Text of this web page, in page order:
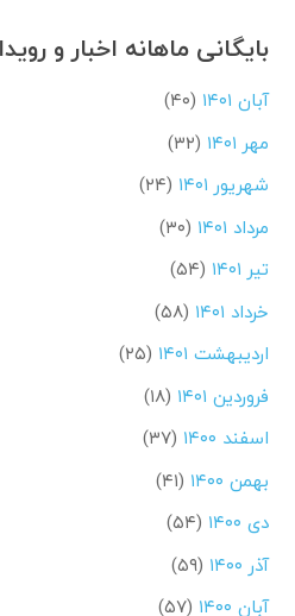
بایگانی ماهانه اخبار و
آبان ۱۴۰۱
(۴۰)
مهر ۱۴۰۱
(۳۲)
شهریور ۱۴۰۱
(۲۴)
مرداد ۱۴۰۱
(۳۰)
تیر ۱۴۰۱
(۵۴)
خرداد ۱۴۰۱
(۵۸)
اردیبهشت ۱۴۰۱
(۲۵)
فروردین ۱۴۰۱
(۱۸)
اسفند ۱۴۰۰
(۳۷)
بهمن ۱۴۰۰
(۴۱)
دی ۱۴۰۰
(۵۴)
آذر ۱۴۰۰
(۵۹)
آبان ۱۴۰۰
(۵۷)